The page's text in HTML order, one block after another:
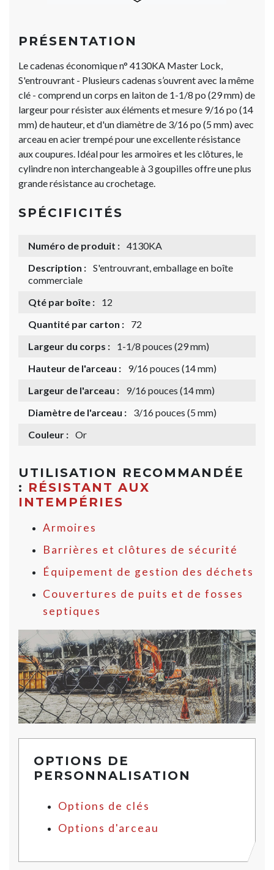
PRÉSENTATION
Le cadenas économique n° 4130KA Master Lock,
S'entrouvrant - Plusieurs cadenas s’ouvrent avec la même
clé - comprend un corps en laiton de 1-1/8 po (29 mm) de
largeur pour résister aux éléments et mesure 9/16 po (14
mm) de hauteur, et d'un diamètre de 3/16 po (5 mm) avec
arceau en acier trempé pour une excellente résistance
aux coupures. Idéal pour les armoires et les clôtures, le
cylindre non interchangeable à 3 goupilles offre une plus
grande résistance au crochetage.
SPÉCIFICITÉS
Numéro de produit : 4130KA
Description : S'entrouvrant, emballage en boîte
commerciale
Qté par boîte :
12
Quantité par carton :
72
Largeur du corps :
1-1/8 pouces (29 mm)
Hauteur de l'arceau :
9/16 pouces (14 mm)
Largeur de l'arceau :
9/16 pouces (14 mm)
Diamètre de l'arceau :
3/16 pouces (5 mm)
Couleur : Or
UTILISATION RECOMMANDÉE
: RÉSISTANT AUX
INTEMPÉRIES
Armoires
Barrières et clôtures de sécurité
Équipement de gestion des déchets
Couvertures de puits et de fosses
septiques
OPTIONS DE
PERSONNALISATION
Options de clés
Options d'arceau